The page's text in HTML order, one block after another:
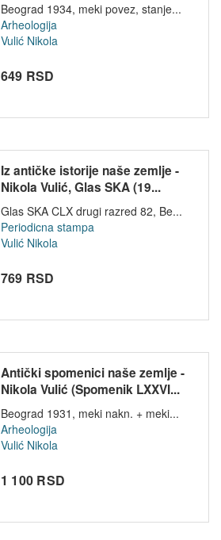
Beograd 1934, meki povez, stanje...
Arheologija
Vulić Nikola
649 RSD
Iz antičke istorije naše zemlje -
Nikola Vulić, Glas SKA (19...
Glas SKA CLX drugi razred 82, Be...
Periodicna stampa
Vulić Nikola
769 RSD
Antički spomenici naše zemlje -
Nikola Vulić (Spomenik LXXVI...
Beograd 1931, meki nakn. + meki...
Arheologija
Vulić Nikola
1 100 RSD